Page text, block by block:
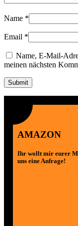
Name *
Email *
Name, E-Mail-
meinen nächsten
AMAZON
Ihr wollt mir eurer
uns eine Anfrage!